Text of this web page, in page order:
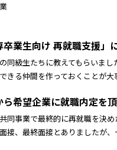
業生向け 再就職支援」
同級生たちに教えてもらいま
きる仲間を作っておくことが大
希望企業に就職内定を
同事業で最終的に再就職を決
接、最終面接とありましたが